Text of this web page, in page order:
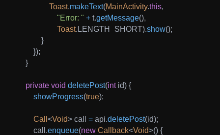
Toast.makeText(MainActivity.this,
"Error: " + t.getMessage(),
Toast. LENGTH_SHORT).show();
}
});
}
private void deletePost(int id) {
showProgress(true);
Call <Void> call = api.deletePost(id);
        call
.enqueue(new Callback<Void>() {